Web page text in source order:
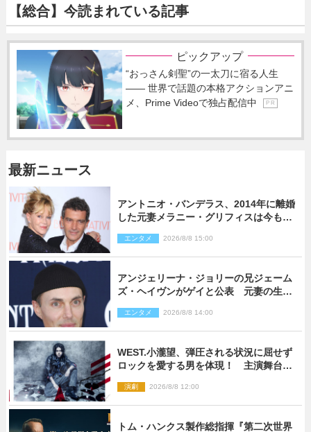
【総合】今読まれている記事
ピックアップ
“おっさん剣聖”の一太刀に宿る人生
―― 世界で話題の本格アクションアニ
メ、Prime Videoで独占配信中
P R
最新ニュース
アントニオ・バンデラス、2014年に離婚
した元妻メラニー・グリフィスは今も
エンタメ 2026/8/8 15:00
アンジェリーナ・ジョリーの兄ジェーム
ズ・ヘイヴンがゲイと公表 元妻の生配
エンタメ 2026/8/8 14:00
WEST.小瀧望、弾圧される状況に屈せず
ロックを愛する男を体現！ 主演舞台
演劇 2026/8/8 12:00
トム・ハンクス製作総指揮『第二次世界